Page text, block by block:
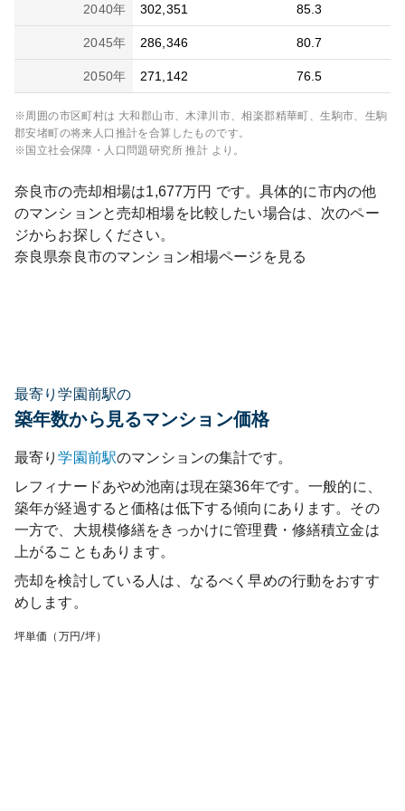
2040年 302,351 85.3
2045年 286,346 80.7
2050年 271,142 76.5
※周囲の市区町村は 大和郡山市、木津川市、相楽郡精華町、生駒市、生駒
郡安堵町の将来人口推計を合算したものです。
※国立社会保障・人口問題研究所 推計 より。
奈良市の売却相場は1,677万円 です。具体的に市内の他
のマンションと売却相場を比較したい場合は、次のペー
ジからお探しください。
奈良県奈良市のマンション相場ページを見る
最寄り学園前駅の
築年数から見るマンション価格
最寄り学園前駅のマンションの集計です。
レフィナードあやめ池南は現在築36年です。一般的に、
築年が経過すると価格は低下する傾向にあります。その
一方で、大規模修繕をきっかけに管理費・修繕積立金は
上がることもあります。
売却を検討している人は、なるべく早めの行動をおすす
めします。
坪単価（万円/坪）